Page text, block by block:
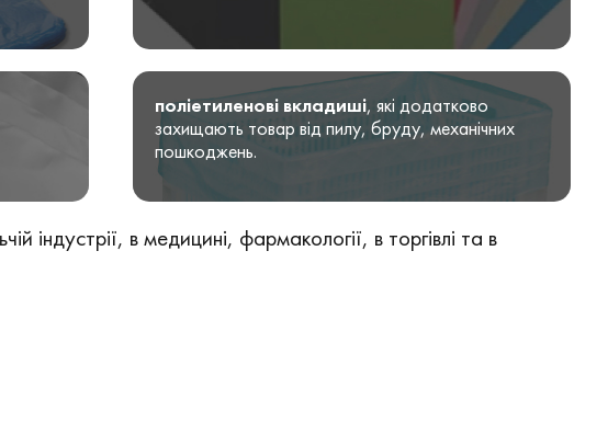
поліетиленові вкладиші, які додатково
захищають товар від пилу, бруду, механічних
пошкоджень.
індустрії, в медицині, фармакології, в торгівлі та в